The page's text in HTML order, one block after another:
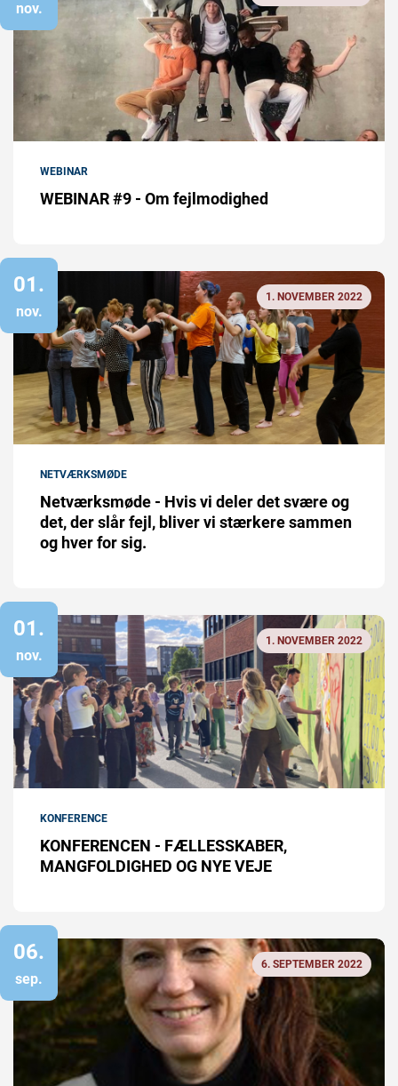
nov.
WEBINAR
WEBINAR #9 - Om fejlmodighed
01.
nov.
1. NOVEMBER 2022
NETVÆRKSMØDE
Netværksmøde - Hvis vi deler det svære og
det, der slår fejl, bliver vi stærkere sammen
og hver for sig.
01.
nov.
1. NOVEMBER 2022
KONFERENCE
KONFERENCEN - FÆLLESSKABER,
MANGFOLDIGHED OG NYE VEJE
06.
sep.
6. SEPTEMBER 2022